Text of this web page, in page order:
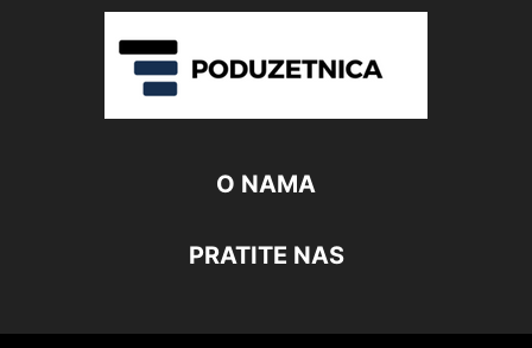
O NAMA
PRATITE NAS